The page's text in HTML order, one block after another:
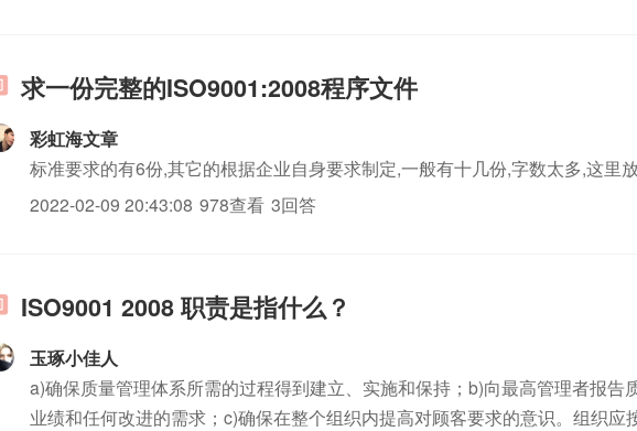
求一份完整的ISO9001:2008程序文件
彩虹海文章
标准要求的有6份,其它的根据企业自身要求制定,一般有十几份,字数太多,这里
2022-02-09 20:43:08 978查看 3回答
ISO9001 2008 职责是指什么？
玉琢小佳人
a)确保质量管理体系所需的过程得到建立、实施和保持；b)向最高管理者报告
业绩和任何改进的需求；c)确保在整个组织内提高对顾客要求的意识。组织应